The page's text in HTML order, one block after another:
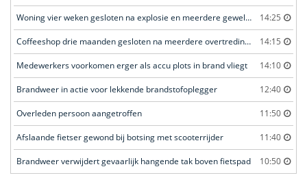
Woning vier weken gesloten na explosie en meerdere geweldsincidenten 14:25
Coffeeshop drie maanden gesloten na meerdere overtredingen 14:15
Medewerkers voorkomen erger als accu plots in brand vliegt 14:10
Brandweer in actie voor lekkende brandstofoplegger 12:40
Overleden persoon aangetroffen 11:50
Afslaande fietser gewond bij botsing met scooterrijder 11:40
Brandweer verwijdert gevaarlijk hangende tak boven fietspad 10:50